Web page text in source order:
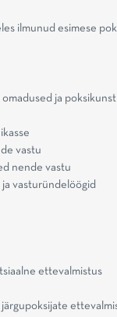
ilmunud esimese
ja
vastu
nende vastu
vasturündelöögid
ettevalmistus
järgupoksijate